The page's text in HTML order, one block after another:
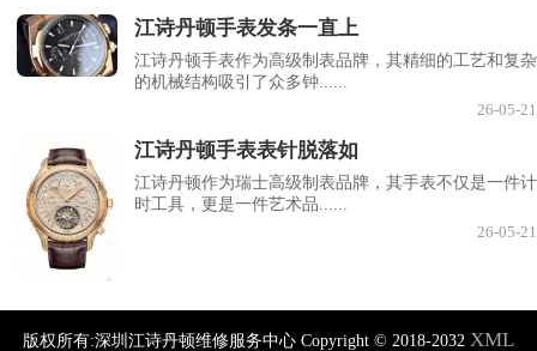
江诗丹顿手表发条一直上
江诗丹顿手表作为高级制表品牌，其精细的工艺和复杂
的机械结构吸引了众多钟......
26-05-21
江诗丹顿手表表针脱落如
江诗丹顿作为瑞士高级制表品牌，其手表不仅是一件计
时工具，更是一件艺术品......
26-05-21
版权所有:深圳江诗丹顿维修服务中心 Copyright © 2018-2032 XML